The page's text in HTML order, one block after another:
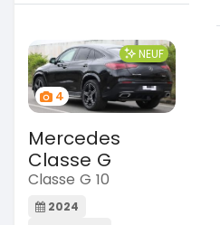
4
NEUF
Mercedes
Classe G
Classe G 10
2024